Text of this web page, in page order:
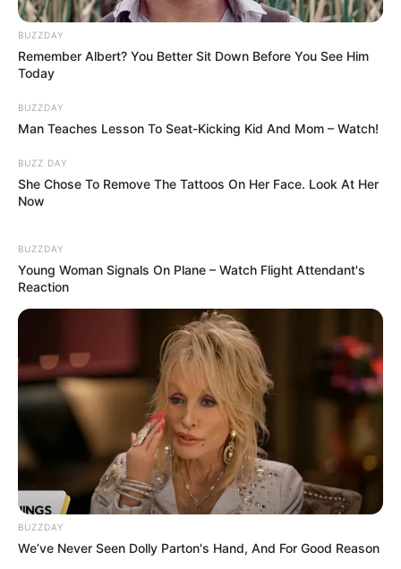
Soizic décide de se mettre à la pêche
appartient 3 juillet
2026 : Soizic heureuse
avec Sylvain et Bruno
Gautier observe les filles prêtes à démarrer le
bateau. C’est Astrid qui va conduire le bateau.
Astrid a oublié les roulés à la cannelle dans la
voiture, elle part les chercher en solo.
Elle se
retrouve nez à nez avec Gautier Sénès. Sara
et Nordine arrêtent Gautier.
BUZZDAY
Remember Albert? You Better Sit Down Before You See Him
Today
BUZZDAY
Man Teaches Lesson To Seat-Kicking Kid And Mom – Watch!
BUZZ DAY
She Chose To Remove The Tattoos On Her Face. Look At Her
Now
BUZZDAY
Young Woman Signals On Plane – Watch Flight Attendant's
Reaction
BUZZDAY
We’ve Never Seen Dolly Parton's Hand, And For Good Reason